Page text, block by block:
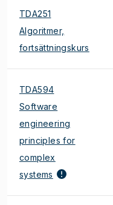
TDA251
Algoritmer,
fortsättningskurs
TDA594
Software
engineering
principles for
complex
systems